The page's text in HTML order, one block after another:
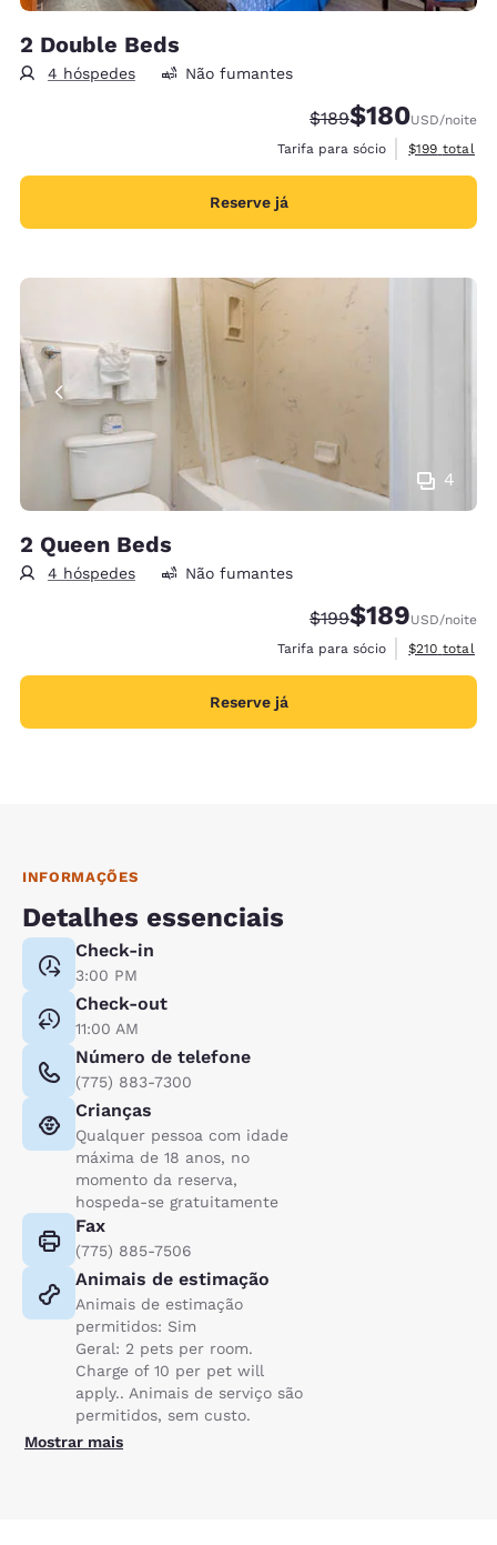
2 Double Beds
4 hóspedes Não fumantes
Tarifa anterior
$189Tarifa com
$180USD/noite
Tarifa para sócio
Exibir
$199 total
Reserve já
4
2 Queen Beds
4 hóspedes Não fumantes
Tarifa anterior
$199Tarifa com
$189USD/noite
Tarifa para sócio
Exibir
$210 total
Reserve já
INFORMAÇÕES
Detalhes essenciais
Check-in
3:00 PM
Check-out
11:00 AM
Número de telefone
(775) 883-7300
Crianças
Qualquer pessoa com idade
máxima de 18 anos, no
momento da reserva,
hospeda-se gratuitamente
Fax
(775) 885-7506
Animais de estimação
Animais de estimação
permitidos: Sim
Geral: 2 pets per room.
Charge of 10 per pet will
apply.. Animais de serviço são
permitidos, sem custo.
Mostrar mais